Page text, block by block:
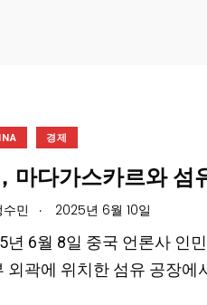
경제
마다가스카르와 섬
수민 . 2025년 6월 10일
년 6월 8일 중국 언론사 인
외곽에 위치한 섬유 공장에